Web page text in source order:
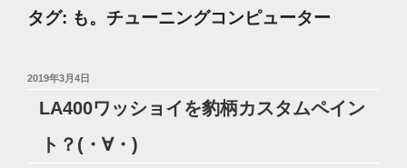
タグ: も。チューニングコンピューター
投
2019年3月4日
LA400ワッショイを豹柄カスタムペイン
ト？(・∀・)